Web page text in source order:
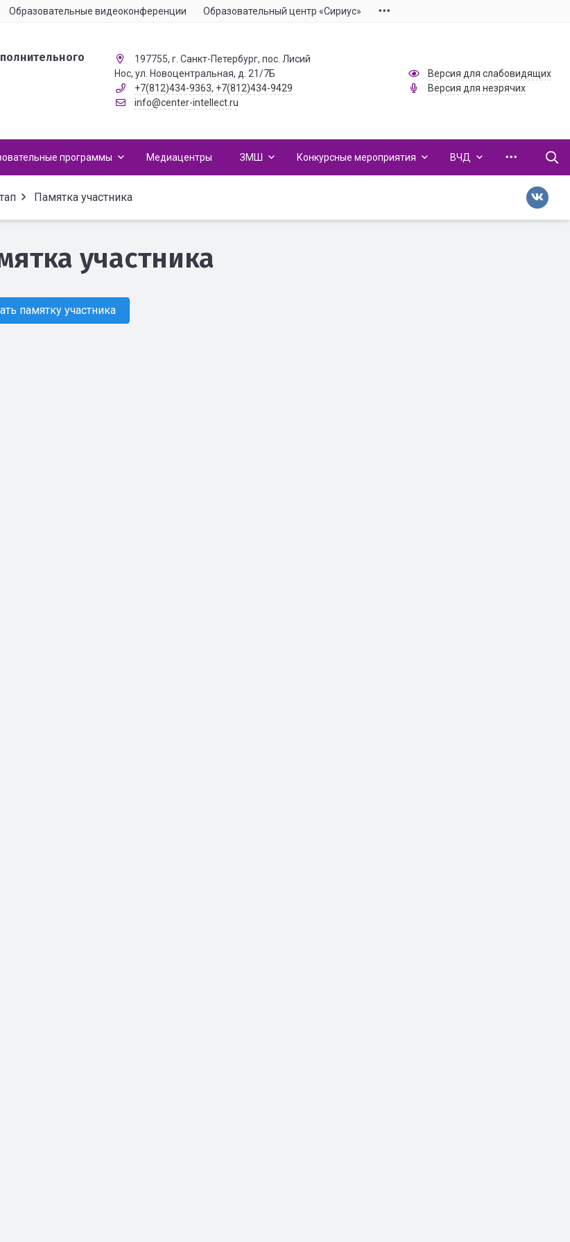
Образовательные видеоконференции Образовательный центр «Сириус»
197755, г. Санкт-Петербург, пос. Лисий
Нос, ул. Новоцентральная, д. 21/7Б
+7(812)434-9363, +7(812)434-9429
info@center-intellect.ru
Версия для слабовидящих
Версия для незрячих
программы Медиацентры ЗМШ Конкурсные мероприятия ВЧД
Памятка участника
участника
памятку участника